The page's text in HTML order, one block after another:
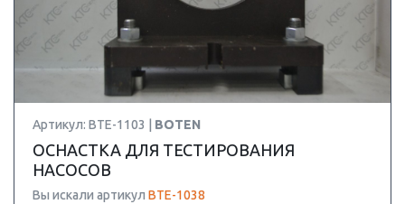
Артикул: BTE-1103 | BOTEN
ОСНАСТКА ДЛЯ ТЕСТИРОВАНИЯ
НАСОСОВ
Вы искали артикул BTE-1038